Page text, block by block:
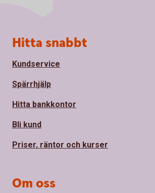
Sidfot
Hitta snabbt
Kundservice
Spärrhjälp
Hitta bankkontor
Bli kund
Priser, räntor och kurser
Om oss